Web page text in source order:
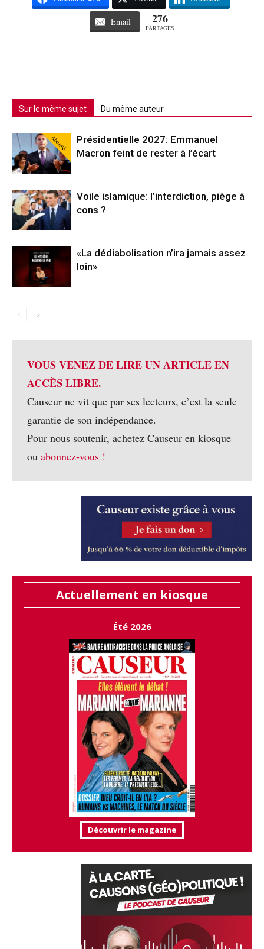
Email 276
PARTAGES
Sur le même sujet Du même auteur
Abonné
Présidentielle 2027: Emmanuel
Macron feint de rester à l’écart
Voile islamique: l’interdiction, piège à
cons ?
«La dédiabolisation n’ira jamais assez
loin»
VOUS VENEZ DE LIRE UN ARTICLE EN
ACCÈS LIBRE.
Causeur ne vit que par ses lecteurs, c’est la seule
garantie de son indépendance.
Pour nous soutenir, achetez Causeur en kiosque
ou abonnez-vous !
Actuellement en kiosque
Été 2026
Découvrir le magazine